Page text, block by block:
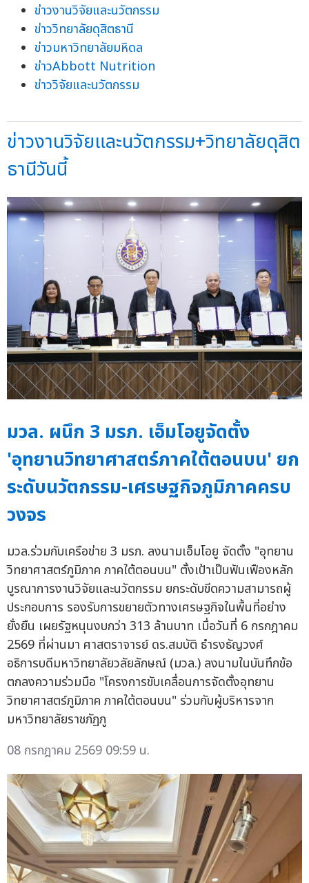
ข่าวงานวิจัยและนวัตกรรม
ข่าววิทยาลัยดุสิตธานี
ข่าวมหาวิทยาลัยมหิดล
ข่าวAbbott Nutrition
ข่าววิจัยและนวัตกรรม
ข่าวงานวิจัยและนวัตกรรม+วิทยาลัยดุสิต
ธานีวันนี้
มวล. ผนึก 3 มรภ. เอ็มโอยูจัดตั้ง
'อุทยานวิทยาศาสตร์ภาคใต้ตอนบน' ยก
ระดับนวัตกรรม-เศรษฐกิจภูมิภาคครบ
วงจร
มวล.ร่วมกับเครือข่าย 3 มรภ. ลงนามเอ็มโอยู จัดตั้ง "อุทยาน
วิทยาศาสตร์ภูมิภาค ภาคใต้ตอนบน" ตั้งเป้าเป็นฟันเฟืองหลัก
บูรณาการงานวิจัยและนวัตกรรม ยกระดับขีดความสามารถผู้
ประกอบการ รองรับการขยายตัวทางเศรษฐกิจในพื้นที่อย่าง
ยั่งยืน เผยรัฐหนุนงบกว่า 313 ล้านบาท เมื่อวันที่ 6 กรกฎาคม
2569 ที่ผ่านมา ศาสตราจารย์ ดร.สมบัติ ธำรงธัญวงศ์
อธิการบดีมหาวิทยาลัยวลัยลักษณ์ (มวล.) ลงนามในบันทึกข้อ
ตกลงความร่วมมือ "โครงการขับเคลื่อนการจัดตั้งอุทยาน
วิทยาศาสตร์ภูมิภาค ภาคใต้ตอนบน" ร่วมกับผู้บริหารจาก
มหาวิทยาลัยราชภัฏภู
08 กรกฎาคม 2569 09:59 น.